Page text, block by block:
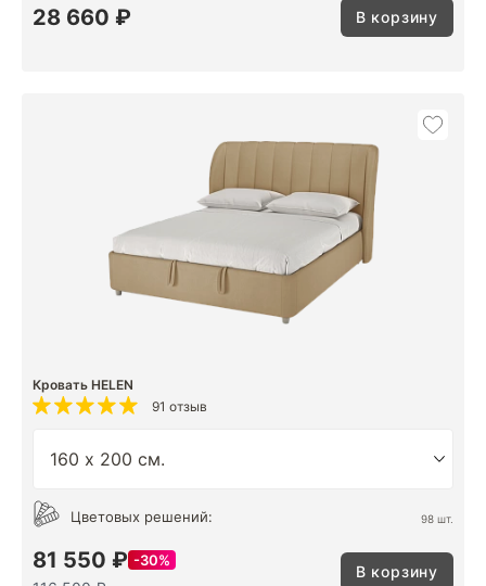
28 660 ₽ В корзину
Кровать HELEN
91 отзыв
Цветовых решений: 98 шт.
81 550 ₽ 30%
В корзину